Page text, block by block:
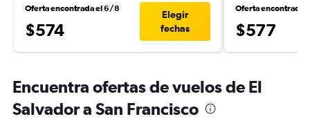
Oferta encontrada el 6/8
$574
Elegir
fechas
Oferta encontrada
$577
Encuentra ofertas de vuelos de El
Salvador a San Francisco